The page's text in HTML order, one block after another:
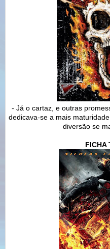
- Já o cartaz, e outras
dedicava-se a mais
diversão se
FICHA